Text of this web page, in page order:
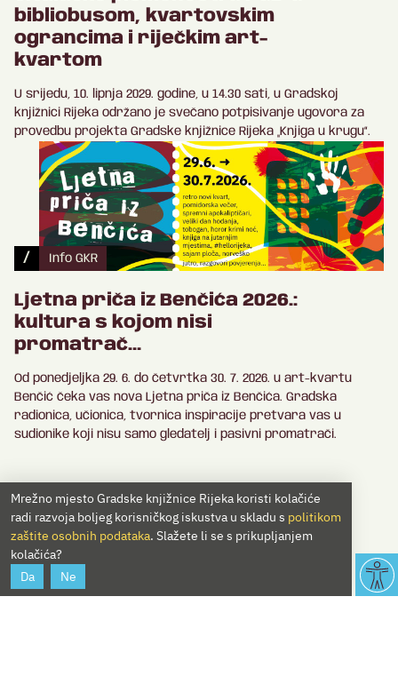
bibliobusom, kvartovskim
ograncima i riječkim art-
kvartom
U srijedu, 10. lipnja 2029. godine, u 14.30 sati, u Gradskoj
knjižnici Rijeka održano je svečano potpisivanje ugovora za
provedbu projekta Gradske knjižnice Rijeka „Knjiga u krugu“.
/ Info GKR
Ljetna priča iz Benčića 2026.:
kultura s kojom nisi
promatrač…
Od ponedjeljka 29. 6. do četvrtka 30. 7. 2026. u art-kvartu
Benčić čeka vas nova Ljetna priča iz Benčića. Gradska
radionica, učionica, tvornica inspiracije pretvara vas u
sudionike koji nisu samo gledatelj i pasivni promatrači.
Mrežno mjesto Gradske knjižnice Rijeka koristi kolačiće
radi razvoja boljeg korisničkog iskustva u skladu s politikom
zaštite osobnih podataka. Slažete li se s prikupljanjem
kolačića?
Da
Ne